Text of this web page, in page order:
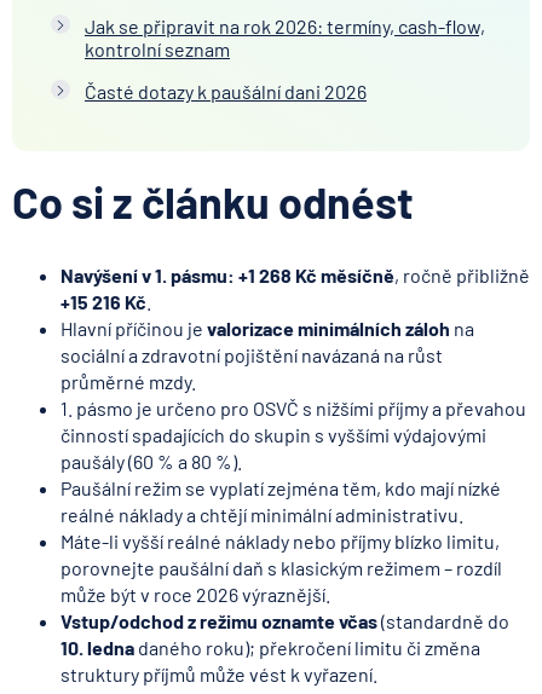
Jak se připravit na rok 2026: termíny, cash-flow,
kontrolní seznam
Časté dotazy k paušální dani 2026
Co si z článku odnést
Navýšení v 1. pásmu: +1 268 Kč měsíčně, ročně přibližně
+15 216 Kč
Hlavní příčinou je valorizace minimálních záloh na
sociální a zdravotní pojištění navázaná na růst
průměrné mzdy.
1. pásmo je určeno pro OSVČ s nižšími příjmy a převahou
činností spadajících do skupin s vyššími výdajovými
paušály (60 % a 80 %).
Paušální režim se vyplatí zejména těm, kdo mají nízké
reálné náklady a chtějí minimální administrativu.
Máte-li vyšší reálné náklady nebo příjmy blízko limitu,
porovnejte paušální daň s klasickým režimem – rozdíl
může být v roce 2026 výraznější.
Vstup/odchod z režimu oznamte včas(standardně do
10. ledna daného roku); překročení limitu či změna
struktury příjmů může vést k vyřazení.